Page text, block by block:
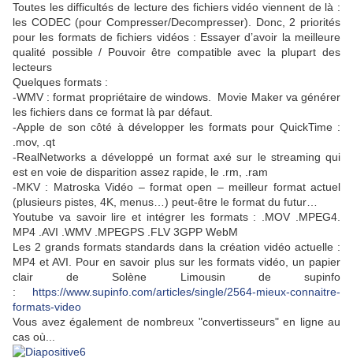
Toutes les difficultés de lecture des fichiers vidéo viennent de là :
les CODEC (pour Compresser/Decompresser). Donc, 2 priorités
pour les formats de fichiers vidéos : Essayer d’avoir la meilleure
qualité possible / Pouvoir être compatible avec la plupart des
lecteurs
Quelques formats :
-WMV : format propriétaire de windows. Movie Maker va générer
les fichiers dans ce format là par défaut.
-Apple de son côté à développer les formats pour QuickTime :
.mov, .qt
-RealNetworks a développé un format axé sur le streaming qui
est en voie de disparition assez rapide, le .rm, .ram
-MKV : Matroska Vidéo – format open – meilleur format actuel
(plusieurs pistes, 4K, menus…) peut-être le format du futur…
Youtube va savoir lire et intégrer les formats : .MOV .MPEG4.
MP4 .AVI .WMV .MPEGPS .FLV 3GPP WebM
Les 2 grands formats standards dans la création vidéo actuelle :
MP4 et AVI. Pour en savoir plus sur les formats vidéo, un papier
clair de Solène Limousin de supinfo
: https://www.supinfo.com/articles/single/2564-mieux-connaitre-
formats-video
Vous avez également de nombreux "convertisseurs" en ligne au
cas où...